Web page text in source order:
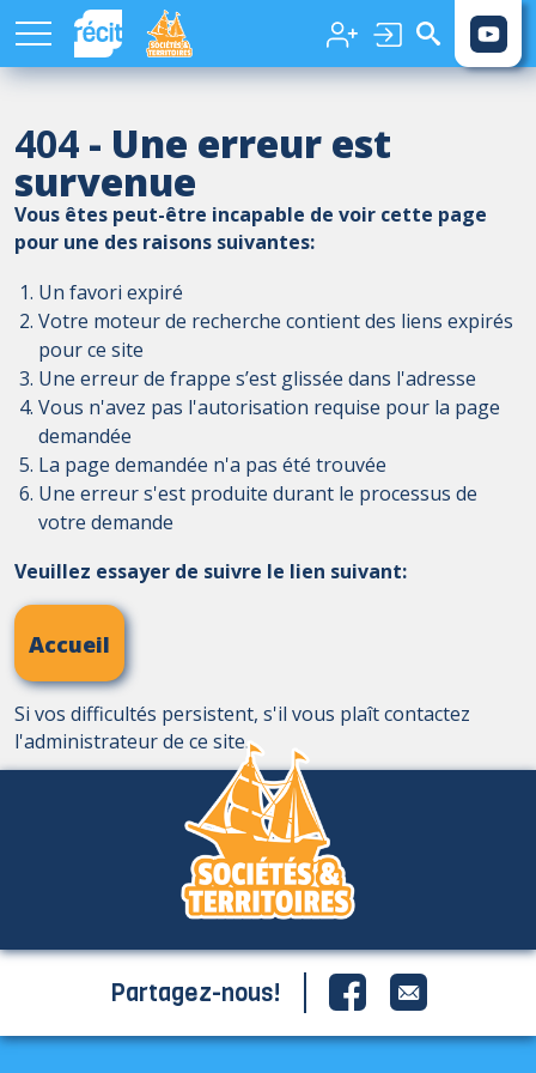
Aller au contenu principal
404 - Une erreur est
survenue
Vous êtes peut-être incapable de voir cette page
pour une des raisons suivantes:
Un favori expiré
Votre moteur de recherche contient des liens expirés
pour ce site
Une erreur de frappe s’est glissée dans l'adresse
Vous n'avez pas l'autorisation requise pour la page
demandée
La page demandée n'a pas été trouvée
Une erreur s'est produite durant le processus de
votre demande
Veuillez essayer de suivre le lien suivant:
Accueil
Si vos difficultés persistent, s'il vous plaît contactez
l'administrateur de ce site.
Partagez-nous!